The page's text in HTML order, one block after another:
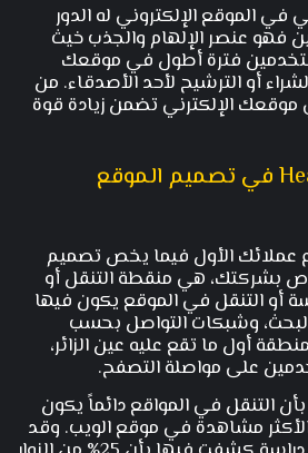
في الموقع الإلكتروني له الدور
فهو عنصر الإلهام والجذب خيث
فترة أطول في موقعك
أو الترشيح لأحد الأصدقاء. من
الإلكترني تضمن زيادة قوة
انتبه لمنطقة Header في تصميم الموقع
عملائك الأول فيما يخص تصميم
بشركتك، هي منقطة التنقل أو
وشبكات التواصل بحسب
أول ما تقع عليه عين الزائر،
على مواصلة التصفح.
التنقل في المواقع دائماً يكون
مشاهدة في موقع الويب. وقد